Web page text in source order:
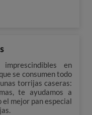
en
se consumen todo
torrijas caseras:
te ayudamos a
mejor pan especial